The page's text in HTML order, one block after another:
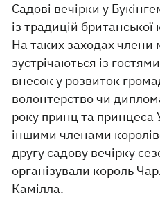
Садові вечірки у
із традицій
На таких заходах члени
зустрічаються із
внесок у розвиток
волонтерство чи
року принц та принцеса
іншими членами
другу садову вечірку
організували король
Камілла.